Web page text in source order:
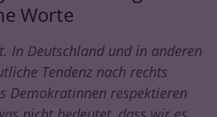
Worte
In Deutschland und in anderen
Tendenz nach rechts
Demokratinnen respektieren